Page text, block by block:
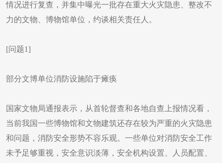
情况进行复查，并集中曝光一批存在重大火灾隐患、整改不
力的文物、博物馆单位，约谈相关责任人。
[问题1]
部分文博单位消防设施陷于瘫痪
国家文物局通报表示，从首轮督查和各地自查上报情况看，
当前我国一些博物馆和文物建筑还存在较为严重的火灾隐患
和问题，消防安全形势不容乐观。一些单位对消防安全工作
未予足够重视，安全意识淡薄，安全机构设置、人员配置、